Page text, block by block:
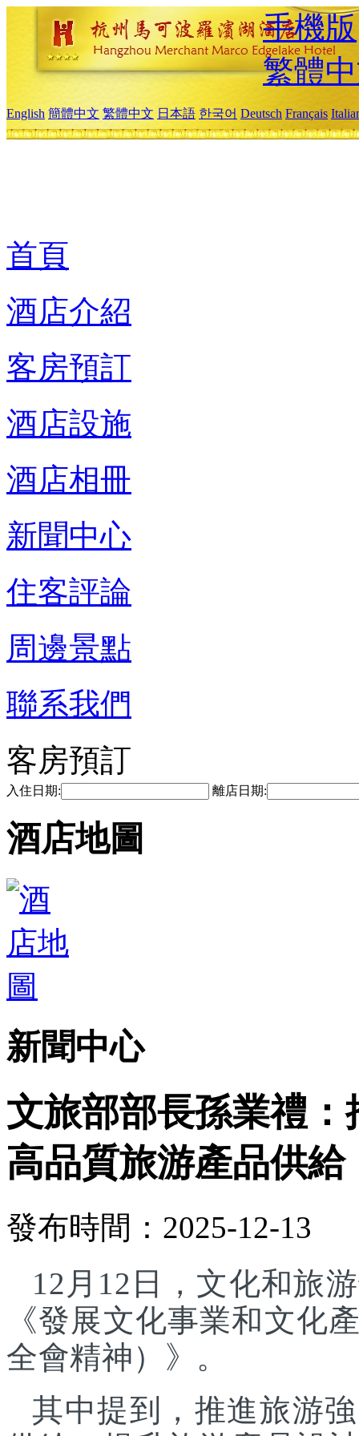
手機版
繁體
English 簡體中文 繁體中文 日本語 한국어 Deutsch Français
首頁
酒店介紹
客房預訂
酒店設施
酒店相冊
新聞中心
住客評論
周邊景點
聯系我們
客房預訂
入住日期: 離店日期:
酒店地圖
新聞中心
文旅部部長孫業禮
高品質旅游產品供給
發布時間：2025-12-13
12月12日，文化和旅
《發展文化事業和文化
全會精神）》。
其中提到，推進旅游